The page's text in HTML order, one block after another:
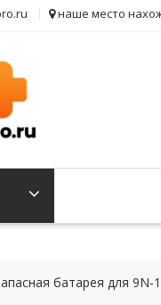
наше место
батарея для 9N-